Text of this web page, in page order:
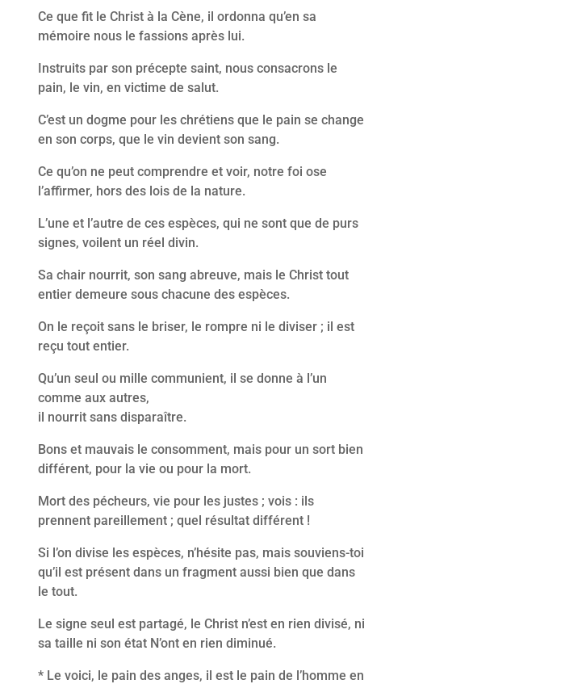
Ce que fit le Christ à la Cène, il ordonna qu’en sa
mémoire nous le fassions après lui.
Instruits par son précepte saint, nous consacrons le
pain, le vin, en victime de salut.
C’est un dogme pour les chrétiens que le pain se change
en son corps, que le vin devient son sang.
Ce qu’on ne peut comprendre et voir, notre foi ose
l’affirmer, hors des lois de la nature.
L’une et l’autre de ces espèces, qui ne sont que de purs
signes, voilent un réel divin.
Sa chair nourrit, son sang abreuve, mais le Christ tout
entier demeure sous chacune des espèces.
On le reçoit sans le briser, le rompre ni le diviser ; il est
reçu tout entier.
Qu’un seul ou mille communient, il se donne à l’un
comme aux autres,
il nourrit sans disparaître.
Bons et mauvais le consomment, mais pour un sort bien
différent, pour la vie ou pour la mort.
Mort des pécheurs, vie pour les justes ; vois : ils
prennent pareillement ; quel résultat différent !
Si l’on divise les espèces, n’hésite pas, mais souviens-toi
qu’il est présent dans un fragment aussi bien que dans
le tout.
Le signe seul est partagé, le Christ n’est en rien divisé, ni
sa taille ni son état N’ont en rien diminué.
* Le voici, le pain des anges, il est le pain de l’homme en